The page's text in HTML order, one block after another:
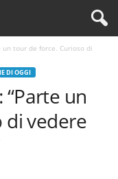
un tour de force. Curioso di
DI OGGI
un
di vedere